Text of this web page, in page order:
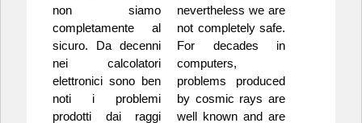
non siamo
completamente al
sicuro. Da decenni
nei calcolatori
elettronici sono ben
noti i problemi
prodotti dai raggi
nevertheless we are
not completely safe.
For decades in
computers,
problems produced
by cosmic rays are
well known and are